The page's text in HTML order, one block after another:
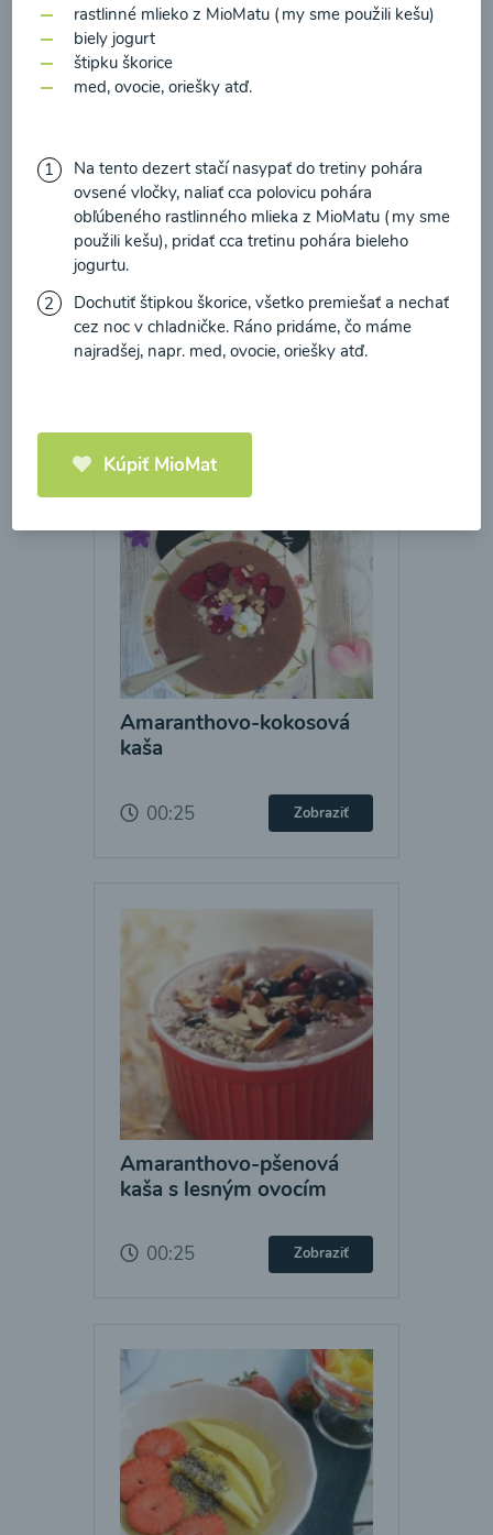
Brokolicové cappuccino
00:25
Amaranthovo-kokosová
kaša
00:25 Zobraziť
Amaranthovo-pšenová
kaša s lesným ovocím
00:25 Zobraziť
rastlinné mlieko z MioMatu (my sme použili kešu)
biely jogurt
štipku škorice
med, ovocie, oriešky atď.
Na tento dezert stačí nasypať do tretiny pohára
ovsené vločky, naliať cca polovicu pohára
obľúbeného rastlinného mlieka z MioMatu (my sme
použili kešu), pridať cca tretinu pohára bieleho
jogurtu.
Dochutiť štipkou škorice, všetko premiešať a nechať
cez noc v chladničke. Ráno pridáme, čo máme
najradšej, napr. med, ovocie, oriešky atď.
Kúpiť MioMat
prečítal(a)informácie o Ochrane osobných
údajova súhlasím s nimi.